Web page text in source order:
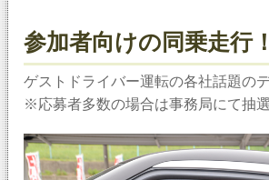
参加者向けの同乗走行！
ゲストドライバー運転の各社話題の
※応募者多数の場合は事務局にて抽選